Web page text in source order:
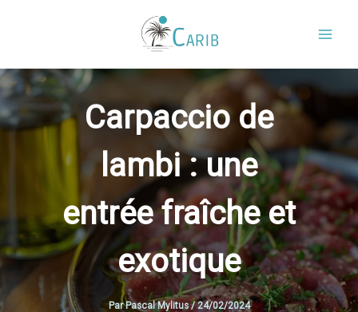
Carpaccio de
lambi : une
entrée fraîche et
exotique
ParPascal Mylitus/24/02/2024